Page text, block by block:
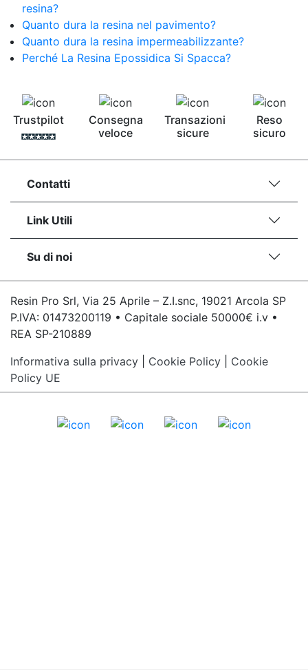
resina?
Quanto dura la resina nel pavimento?
Quanto dura la resina impermeabilizzante?
Perché La Resina Epossidica Si Spacca?
Trustpilot
Consegna
veloce
Transazioni
sicure
Reso
sicuro
Contatti
Link Utili
Su di noi
Resin Pro Srl, Via 25 Aprile – Z.I.snc, 19021 Arcola SP
P.IVA: 01473200119 • Capitale sociale 50000€ i.v •
REA SP-210889
Informativa sulla privacy
Cookie Policy
Cookie
Policy UE